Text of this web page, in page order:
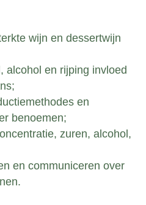
wijn en dessertwijn
alcohol en rijping invloed
en
benoemen;
zuren, alcohol,
en communiceren over